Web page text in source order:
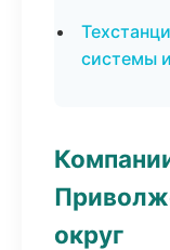
системы
округ